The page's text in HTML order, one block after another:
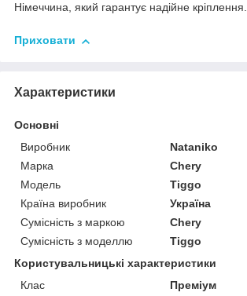
Німеччина, який гарантує надійне кріплення.
Приховати
Характеристики
Основні
Виробник
Nataniko
Марка
Chery
Модель
Tiggo
Країна виробник
Україна
Сумісність з маркою
Chery
Сумісність з моделлю
Tiggo
Користувальницькі характеристики
Клас
Преміум